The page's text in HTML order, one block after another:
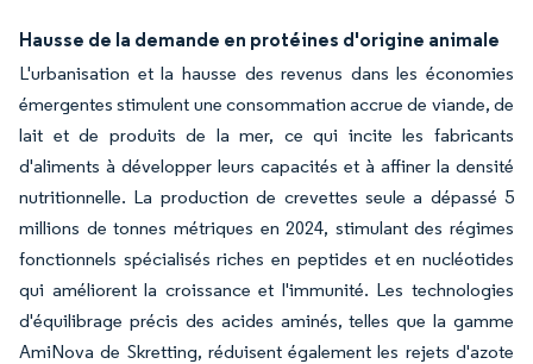
Hausse de la demande en protéines d'origine animale
L'urbanisation et la hausse des revenus dans les économies
émergentes stimulent une consommation accrue de viande, de
lait et de produits de la mer, ce qui incite les fabricants
d'aliments à développer leurs capacités et à affiner la densité
nutritionnelle. La production de crevettes seule a dépassé 5
millions de tonnes métriques en 2024, stimulant des régimes
fonctionnels spécialisés riches en peptides et en nucléotides
qui améliorent la croissance et l'immunité. Les technologies
d'équilibrage précis des acides aminés, telles que la gamme
AmiNova de Skretting, réduisent également les rejets d'azote